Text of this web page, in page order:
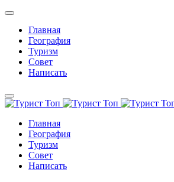
Главная
География
Туризм
Совет
Написать
Главная
География
Туризм
Совет
Написать